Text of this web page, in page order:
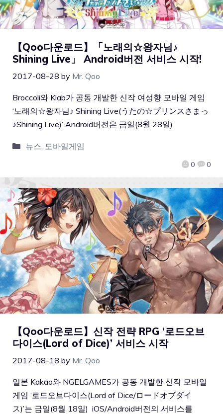
【Qoo다운로드】「노래의☆왕자님♪
Shining Live」 Android버전 서비스 시작!
2017-08-28 by Mr. Qoo
0 0
Broccoli와 Klab가 공동 개발한 신작 여성향 모바일 게임
‘노래의☆왕자님♪ Shining Live(うたの☆プリンスさまっ
♪Shining Live)’ Android버전은 금일(8월 28일)
뉴스 모바일게임
【Qoo다운로드】신작 전략 RPG ‘로드오브
다이스(Lord of Dice)’ 서비스 시작
2017-08-18 by Mr. Qoo
일본 Kakao와 NGELGAMES가 공동 개발한 신작 모바일
게임 ‘로드오브다이스(Lord of Dice/ロードオブダイ
ス)’는 금일(8월 18일) iOS/Android버전의 서비스를